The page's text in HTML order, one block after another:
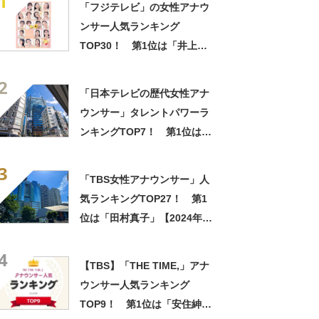
「フジテレビ」の女性アナウ
ンサー人気ランキング
TOP30！ 第1位は「井上清
「日本テレビの歴代女性アナ
ウンサー」タレントパワーラ
ンキングTOP7！ 第1位は
「TBS女性アナウンサー」人
気ランキングTOP27！ 第1
位は「田村真子」【2024年最
【TBS】「THE TIME,」アナ
ウンサー人気ランキング
TOP9！ 第1位は「安住紳一